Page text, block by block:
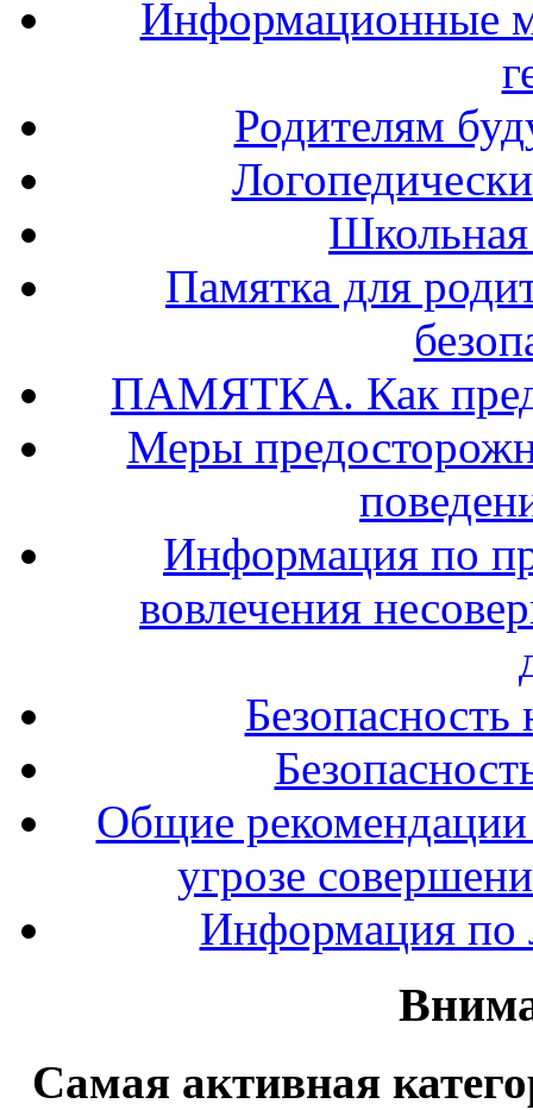
Информационные
Родителям
Памятка для
ПАМЯТКА. Как
Меры
Информация по
вовлечения
Безопасность
Общие
угрозе
Информация по
Самая активная